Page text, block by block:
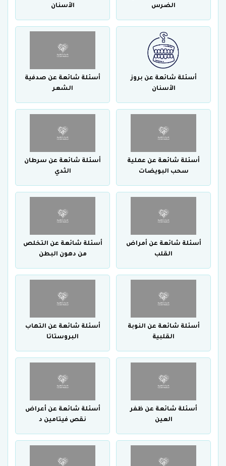
الضرس
الأسنان
أسئلة شائعة عن بروز
الأسنان
أسئلة شائعة عن صدفية
الشعر
أسئلة شائعة عن عملية
سحب البويضات
أسئلة شائعة عن سرطان
الثدي
أسئلة شائعة عن أمراض
القلب
أسئلة شائعة عن التخلص
من دهون البطن
أسئلة شائعة عن النوبة
القلبية
أسئلة شائعة عن التهاب
البروستاتا
أسئلة شائعة عن ظفر
العين
أسئلة شائعة عن أعراض
نقص فيتامين د